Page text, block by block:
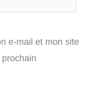
e-mail et mon site